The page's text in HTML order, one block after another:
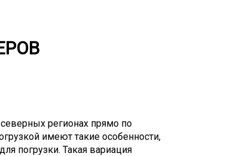
регионах прямо по
имеют такие особенности,
погрузки. Такая вариация